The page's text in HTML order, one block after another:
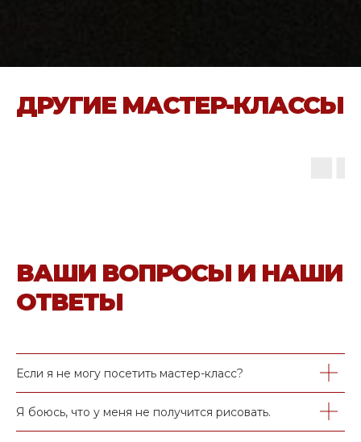
ДРУГИЕ МАСТЕР-КЛАССЫ
ВАШИ ВОПРОСЫ И НАШИ
ОТВЕТЫ
Если я не могу посетить мастер-класс?
Я боюсь, что у меня не получится рисовать.